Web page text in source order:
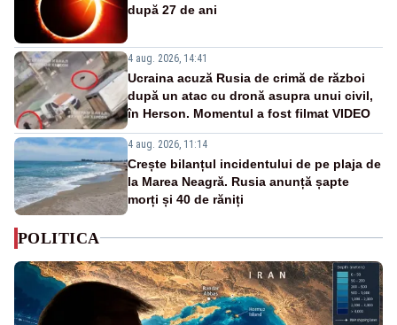
după 27 de ani
4 aug. 2026, 14:41
Ucraina acuză Rusia de crimă de război
după un atac cu dronă asupra unui civil,
în Herson. Momentul a fost filmat VIDEO
4 aug. 2026, 11:14
Crește bilanțul incidentului de pe plaja de
la Marea Neagră. Rusia anunță șapte
morți și 40 de răniți
POLITICA